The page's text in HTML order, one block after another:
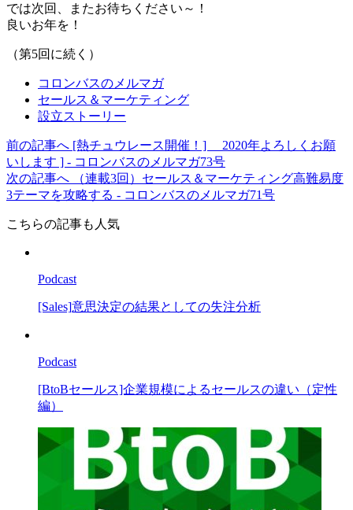
では次回、またお待ちください～！
良いお年を！
（第5回に続く）
コロンバスのメルマガ
セールス＆マーケティング
設立ストーリー
前の記事へ [熱チュウレース開催！] 2020年よろしくお願
いします ] - コロンバスのメルマガ73号
次の記事へ
（連載3回）セールス＆マーケティング高難易度
3テーマを攻略する - コロンバスのメルマガ71号
こちらの記事も人気
Podcast
[Sales]意思決定の結果としての失注分析
Podcast
[BtoBセールス]企業規模によるセールスの違い（定性
編）